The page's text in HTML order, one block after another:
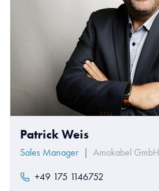
Patrick Weis
Sales Manager | Amokabel GmbH
+49 175 1146752